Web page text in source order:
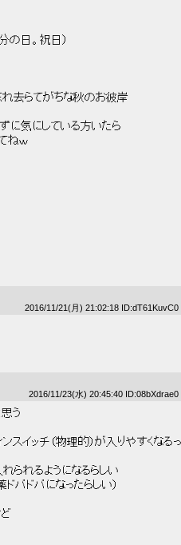
日。祝日）
れ去らてがちな秋のお彼岸
に気にしている方いたら
ねｗ
2016/11/21(月) 21:02:18 ID:dT61KuvC0
2016/11/23(水) 20:45:40 ID:08bXdrae0
う
スイッチ（物理的）が入りやすくなる
られるようになるらしい
バドバになったらしい）